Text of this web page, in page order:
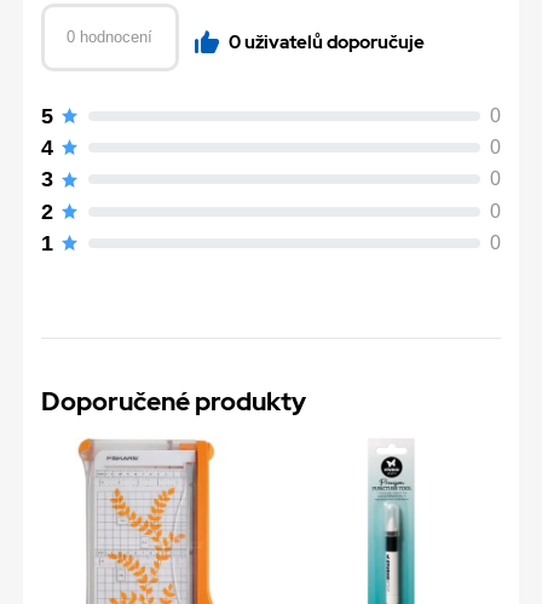
0 hodnocení 0 uživatelů doporučuje
5 0
4 0
3 0
2 0
1 0
Doporučené produkty